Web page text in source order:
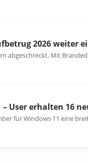
2026 weiter
abgeschreckt. Mit
User erhalten 16
für Windows 11 eine